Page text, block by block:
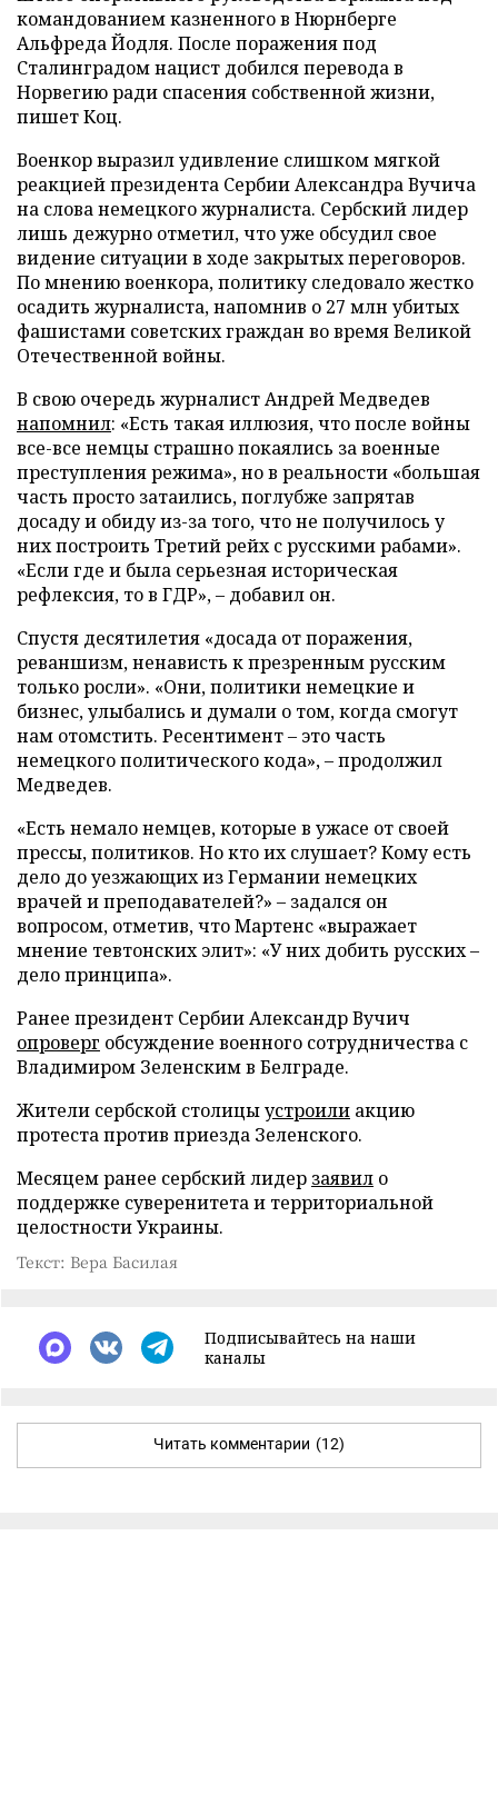
командованием казненного в Нюрнберге
Альфреда Йодля. После поражения под
Сталинградом нацист добился перевода в
Норвегию ради спасения собственной жизни,
пишет Коц.
Военкор выразил удивление слишком мягкой
реакцией президента Сербии Александра Вучича
на слова немецкого журналиста. Сербский лидер
лишь дежурно отметил, что уже обсудил свое
видение ситуации в ходе закрытых переговоров.
По мнению военкора, политику следовало жестко
осадить журналиста, напомнив о 27 млн убитых
фашистами советских граждан во время Великой
Отечественной войны.
В свою очередь журналист Андрей Медведев
напомнил: «Есть такая иллюзия, что после войны
все-все немцы страшно покаялись за военные
преступления режима», но в реальности «большая
часть просто затаились, поглубже запрятав
досаду и обиду из-за того, что не получилось у
них построить Третий рейх с русскими рабами».
«Если где и была серьезная историческая
рефлексия, то в ГДР», – добавил он.
Спустя десятилетия «досада от поражения,
реваншизм, ненависть к презренным русским
только росли». «Они, политики немецкие и
бизнес, улыбались и думали о том, когда смогут
нам отомстить. Ресентимент – это часть
немецкого политического кода», – продолжил
Медведев.
«Есть немало немцев, которые в ужасе от своей
прессы, политиков. Но кто их слушает? Кому есть
дело до уезжающих из Германии немецких
врачей и преподавателей?» – задался он
вопросом, отметив, что Мартенс «выражает
мнение тевтонских элит»: «У них добить русских –
дело принципа».
Ранее президент Сербии Александр Вучич
опроверг обсуждение военного сотрудничества с
Владимиром Зеленским в Белграде.
Жители сербской столицыустроили акцию
протеста против приезда Зеленского.
Месяцем ранее сербский лидер заявил о
поддержке суверенитета и территориальной
целостности Украины.
Текст: Вера Басилая
Подписывайтесь на наши
каналы
Читать комментарии (12)